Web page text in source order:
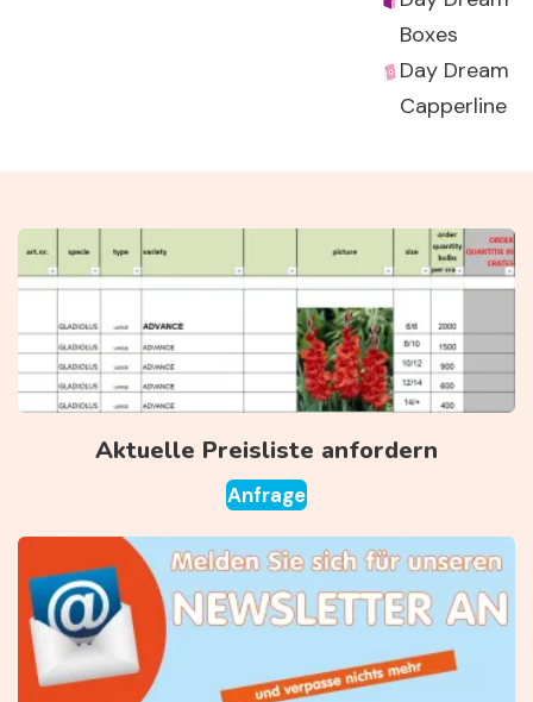
Boxes
Day Dream
Capperline
Aktuelle Preisliste anfordern
Anfrage